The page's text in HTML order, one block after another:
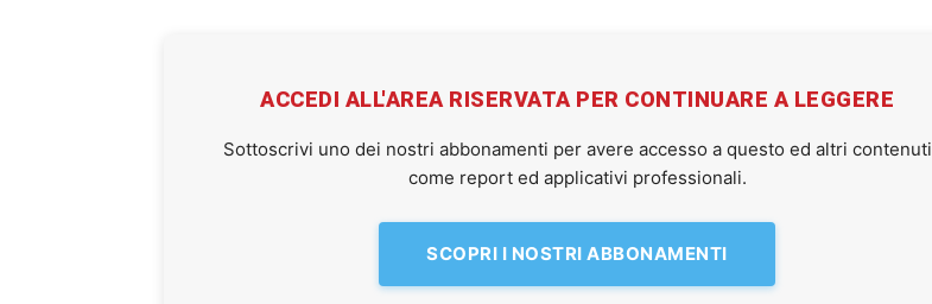
ACCEDI ALL'AREA RISERVATA PER CONTINUARE A LEGGERE
Sottoscrivi uno dei nostri abbonamenti per avere accesso a questo ed altri contenuti
come report ed applicativi professionali.
SCOPRI I NOSTRI ABBONAMENTI